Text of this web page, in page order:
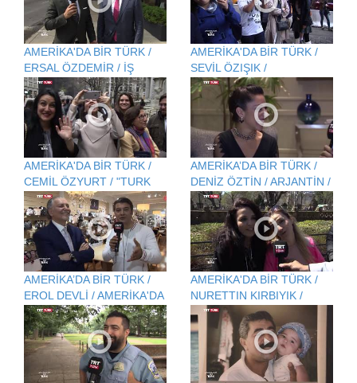
AMERİKA'DA BİR TÜRK /
ERSAL ÖZDEMİR / İŞ
ADAMI / BİNA
RESTORASYONU
AMERİKA'DA BİR TÜRK /
SEVİL ÖZIŞIK /
AMERİKA'DA AVUKATLIK
MESLEĞİ
AMERİKA'DA BİR TÜRK /
CEMİL ÖZYURT / "TURK
OF AMERİCA" DERGİSİ
GENEL YAYIN YÖNETMENİ
AMERİKA’DA BİR TÜRK /
DENİZ ÖZTİN / ARJANTİN /
TANGO DERSLERİ
AMERİKA’DA BİR TÜRK /
EROL DEVLİ / AMERİKA'DA
ÇANTA SEKTÖRÜ - MODA
AMERİKA'DA BİR TÜRK /
NURETTIN KIRBIYIK /
AMERİKA'DA
FAYTONCULUK